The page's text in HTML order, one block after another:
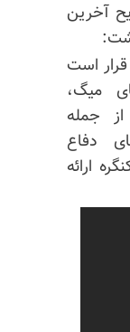
تشریح آخرین
قرار است
میگ،
جمله
دفاع
ارائه